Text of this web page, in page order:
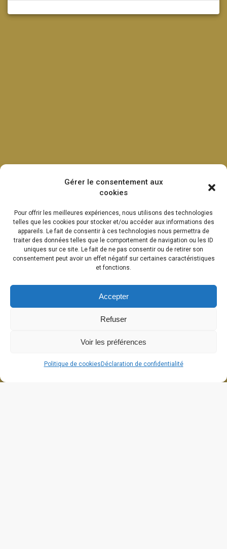
Gérer le consentement aux
cookies
Pour offrir les meilleures expériences, nous utilisons des technologies
telles que les cookies pour stocker et/ou accéder aux informations des
appareils. Le fait de consentir à ces technologies nous permettra de
traiter des données telles que le comportement de navigation ou les ID
uniques sur ce site. Le fait de ne pas consentir ou de retirer son
consentement peut avoir un effet négatif sur certaines caractéristiques
et fonctions.
Accepter
Refuser
Voir les préférences
Politique de cookies Déclaration de confidentialité